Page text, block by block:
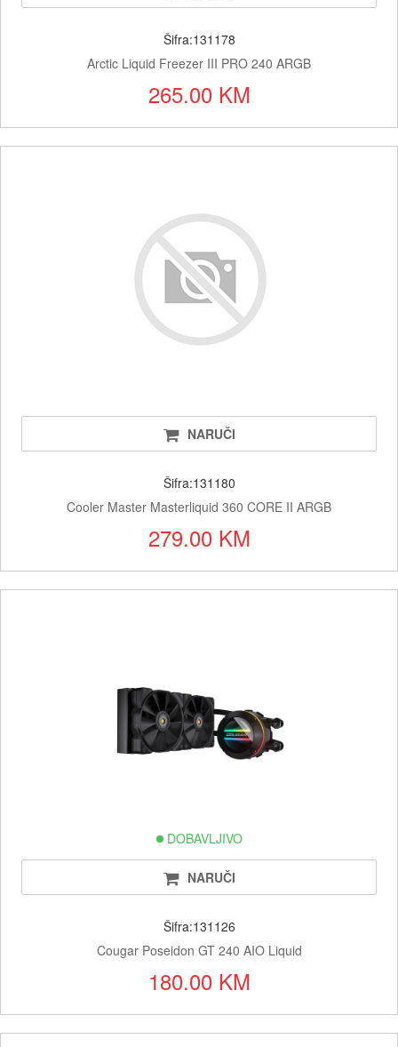
Šifra:131178
Arctic Liquid Freezer III PRO 240 ARGB
265.00 KM
NARUČI
Šifra:131180
Cooler Master Masterliquid 360 CORE II ARGB
279.00 KM
DOBAVLJIVO
NARUČI
Šifra:131126
Cougar Poseidon GT 240 AIO Liquid
180.00 KM